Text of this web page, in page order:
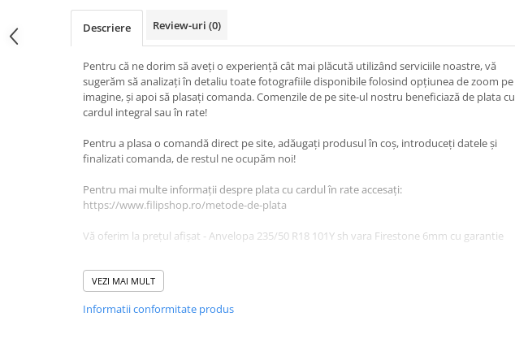
Accesorii Telefon
Aparate premium
Instrumente de scris premium
Descriere Review-uri (0)
Pentru că ne dorim să aveți o experiență cât mai plăcută utilizând serviciile noastre, vă
sugerăm să analizați în detaliu toate fotografiile disponibile folosind opțiunea de zoom pe
imagine, și apoi să plasați comanda. Comenzile de pe site-ul nostru beneficiază de plata cu
cardul integral sau în rate!
Pentru a plasa o comandă direct pe site, adăugați produsul în coș, introduceți datele și
finalizati comanda, de restul ne ocupăm noi!
Pentru mai multe informații despre plata cu cardul în rate accesați:
https://www.filipshop.ro/metode-de-plata
Vă oferim la prețul afișat - Anvelopa 235/50 R18 101Y sh vara Firestone 6mm cu garantie
Anvelopa are petec.
Lățime: 235
VEZI MAI MULT
Informatii conformitate produs